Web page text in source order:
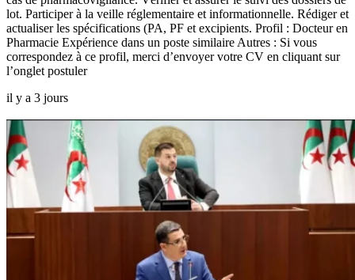
lot. Participer à la veille réglementaire et informationnelle. Rédiger et
actualiser les spécifications (PA, PF et excipients. Profil : Docteur en
Pharmacie Expérience dans un poste similaire Autres : Si vous
correspondez à ce profil, merci d’envoyer votre CV en cliquant sur
l’onglet postuler
il y a 3 jours